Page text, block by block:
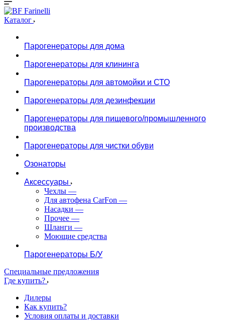
Каталог
Парогенераторы для дома
Парогенераторы для клининга
Парогенераторы для автомойки и СТО
Парогенераторы для дезинфекции
Парогенераторы для пищевого/промышленного
производства
Парогенераторы для чистки обуви
Озонаторы
Аксессуары
Чехлы —
Для автофена CarFon —
Насадки —
Прочее —
Шланги —
Моющие средства
Парогенераторы Б/У
Специальные предложения
Где купить?
Дилеры
Как купить?
Условия оплаты и доставки